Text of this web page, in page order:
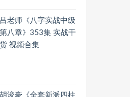
吕老师《八字实战中级
第八章》353集 实战干
货 视频合集
胡浚豪《全套新派四柱